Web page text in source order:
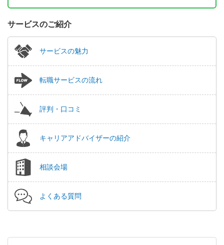
サービスのご紹介
サービスの魅力
転職サービスの流れ
評判・口コミ
キャリアアドバイザーの紹介
相談会場
よくある質問